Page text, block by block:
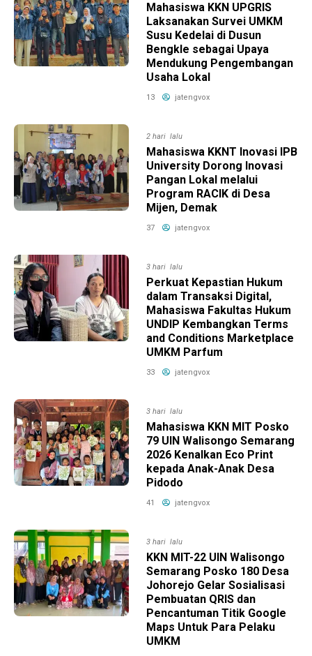
Mahasiswa KKN UPGRIS
Laksanakan Survei UMKM
Susu Kedelai di Dusun
Bengkle sebagai Upaya
Mendukung Pengembangan
Usaha Lokal
13 jatengvox
2 hari lalu
Mahasiswa KKNT Inovasi IPB
University Dorong Inovasi
Pangan Lokal melalui
Program RACIK di Desa
Mijen, Demak
37 jatengvox
3 hari lalu
Perkuat Kepastian Hukum
dalam Transaksi Digital,
Mahasiswa Fakultas Hukum
UNDIP Kembangkan Terms
and Conditions Marketplace
UMKM Parfum
33 jatengvox
3 hari lalu
Mahasiswa KKN MIT Posko
79 UIN Walisongo Semarang
2026 Kenalkan Eco Print
kepada Anak-Anak Desa
Pidodo
41 jatengvox
3 hari lalu
KKN MIT-22 UIN Walisongo
Semarang Posko 180 Desa
Johorejo Gelar Sosialisasi
Pembuatan QRIS dan
Pencantuman Titik Google
Maps Untuk Para Pelaku
UMKM